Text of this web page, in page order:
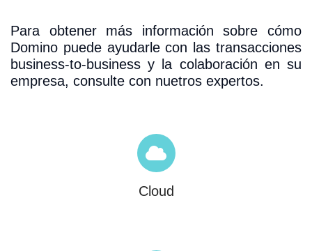
Para obtener más información sobre cómo
Domino puede ayudarle con las transacciones
business-to-business y la colaboración en su
empresa, consulte con nuetros expertos.
Cloud